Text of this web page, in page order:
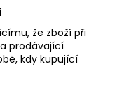
že zboží při
prodávající
kdy kupující